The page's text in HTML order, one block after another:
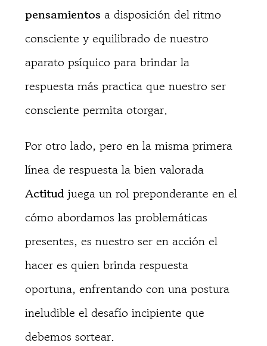
pensamientos a disposición del ritmo
consciente y equilibrado de nuestro
aparato psíquico para brindar la
respuesta más practica que nuestro ser
consciente permita otorgar.
Por otro lado, pero en la misma primera
línea de respuesta la bien valorada
Actitud juega un rol preponderante en el
cómo abordamos las problemáticas
presentes, es nuestro ser en acción el
hacer es quien brinda respuesta
oportuna, enfrentando con una postura
ineludible el desafío incipiente que
debemos sortear.